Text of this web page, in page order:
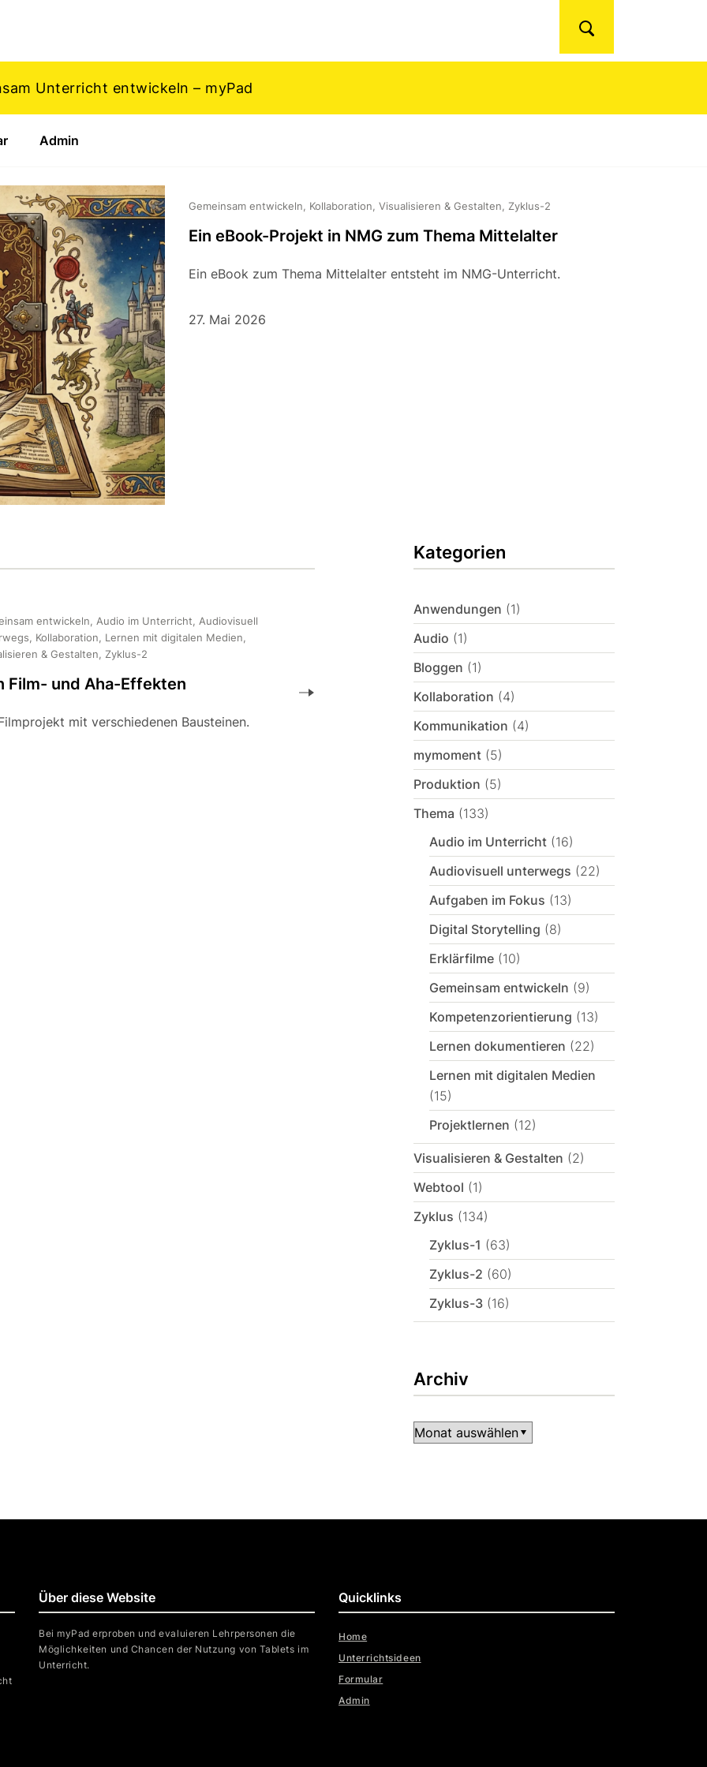
Unterricht entwickeln – myPad
Admin
Gemeinsam entwickeln, Kollaboration, Visualisieren & Gestalten, Zyklus-2
Ein eBook-Projekt in NMG zum Thema Mittelalter
Ein eBook zum Thema Mittelalter entsteht im NMG-Unterricht.
27. Mai 2026
entwickeln, Audio im Unterricht, Audiovisuell
Kollaboration, Lernen mit digitalen Medien,
& Gestalten, Zyklus-2
Film- und Aha-Effekten
mit verschiedenen Bausteinen.
Kategorien
Anwendungen (1)
Audio (1)
Bloggen (1)
Kollaboration (4)
Kommunikation (4)
mymoment (5)
Produktion (5)
Thema (133)
Audio im Unterricht (16)
Audiovisuell unterwegs (22)
Aufgaben im Fokus (13)
Digital Storytelling (8)
Erklärfilme (10)
Gemeinsam entwickeln (9)
Kompetenzorientierung (13)
Lernen dokumentieren (22)
Lernen mit digitalen Medien
(15)
Projektlernen (12)
Visualisieren & Gestalten (2)
Webtool (1)
Zyklus (134)
Zyklus-1 (63)
Zyklus-2 (60)
Zyklus-3 (16)
Archiv
Archiv
Über diese Website
Bei myPad erproben und evaluieren Lehrpersonen die
Möglichkeiten und Chancen der Nutzung von Tablets im
Unterricht.
Quicklinks
Home
Unterrichtsideen
Formular
Admin